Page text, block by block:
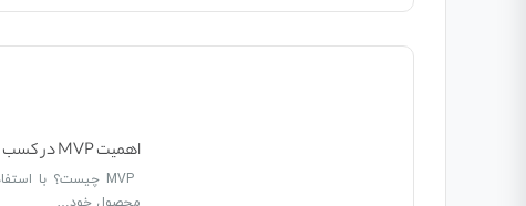
اهمیت MVP در کسب وکار های کوچک